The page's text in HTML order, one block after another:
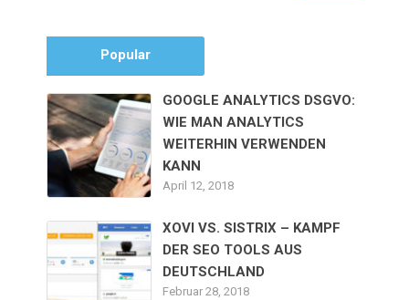
Popular
GOOGLE ANALYTICS DSGVO:
WIE MAN ANALYTICS
WEITERHIN VERWENDEN
KANN
April 12, 2018
XOVI VS. SISTRIX – KAMPF
DER SEO TOOLS AUS
DEUTSCHLAND
Februar 28, 2018